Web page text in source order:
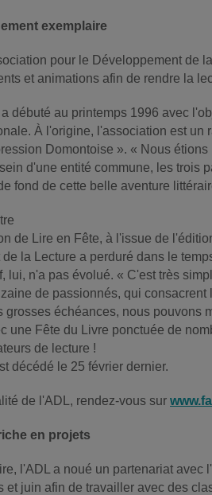
exemplaire
pour le Développement de
et animations afin de rendre la
a débuté au printemps 1996 avec
À l'origine, l'association est
Domontoise ». « Nous
d'une entité commune, les
fond de cette belle aventure
de Lire en Fête, à l'issue de
de la Lecture a perduré dans le
lui, n'a pas évolué. « C'est très
de passionnés, qui
grosses échéances, nous
une Fête du Livre ponctuée de
de lecture !
décédé le 25 février dernier.
de l'ADL, rendez-vous sur
en projets
l'ADL a noué un partenariat
et juin afin de travailler avec des